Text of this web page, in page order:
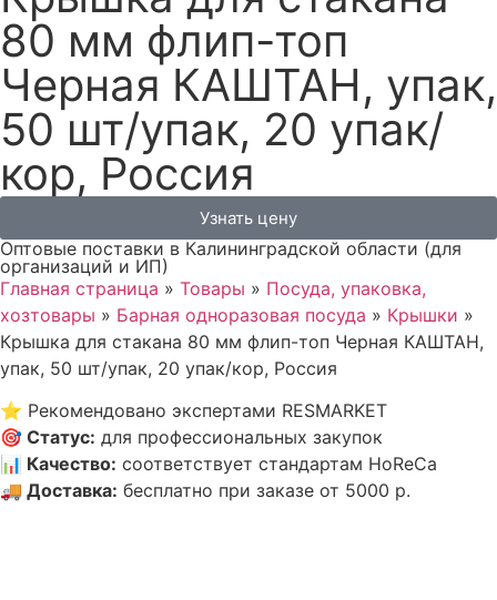
80 мм флип-топ
Черная КАШТАН, упак,
50 шт/упак, 20 упак/
кор, Россия
Узнать цену
Оптовые поставки в Калининградской области (для
организаций и ИП)
Главная страница » Товары » Посуда, упаковка,
хозтовары » Барная одноразовая посуда » Крышки »
Крышка для стакана 80 мм флип-топ Черная КАШТАН,
упак, 50 шт/упак, 20 упак/кор, Россия
⭐ Рекомендовано экспертами RESMARKET
🎯 Статус: для профессиональных закупок
📊 Качество: соответствует стандартам HoReCa
🚚 Доставка: бесплатно при заказе от 5000 р.